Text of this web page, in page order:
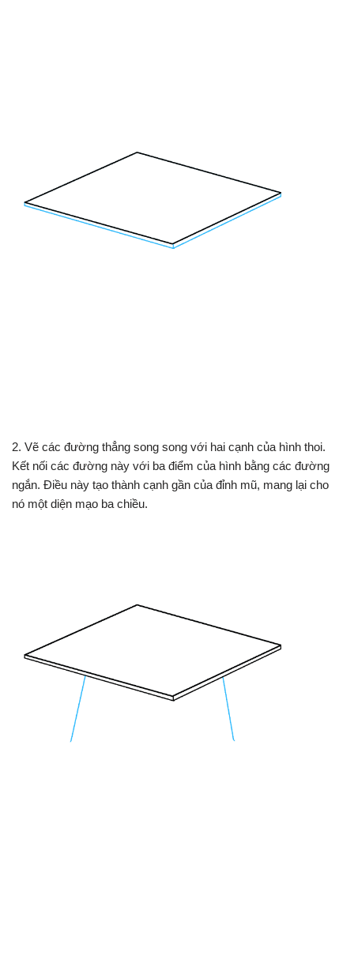
2. Vẽ các đường thẳng song song với hai cạnh của hình thoi.
Kết nối các đường này với ba điểm của hình bằng các đường
ngắn. Điều này tạo thành cạnh gần của đỉnh mũ, mang lại cho
nó một diện mạo ba chiều.